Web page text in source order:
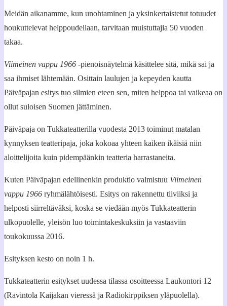
Meidän aikanamme, kun unohtaminen ja yksinkertaistetut totuudet
houkuttelevat helppoudellaan, tarvitaan muistuttajia 50 vuoden
takaa.
Viimeinen vappu 1966 -pienoisnäytelmä käsittelee sitä, mikä sai ja
saa ihmiset lähtemään. Osittain laulujen ja kepeyden kautta
Päiväpajan esitys tuo silmien eteen sen, miten helppoa tai vaikeaa on
ollut suloisen Suomen jättäminen.
Päiväpaja on Tukkateatterilla vuodesta 2013 toiminut matalan
kynnyksen teatteripaja, joka kokoaa yhteen kaiken ikäisiä niin
aloittelijoita kuin pidempäänkin teatteria harrastaneita.
Kuten Päiväpajan edellinenkin produktio valmistuu Viimeinen
vappu 1966 ryhmälähtöisesti. Esitys on rakennettu tiiviiksi ja
helposti siirreltäväksi, koska se viedään myös Tukkateatterin
ulkopuolelle, yleisön luo toimintakeskuksiin ja vastaaviin
toukokuussa 2016.
Esityksen kesto on noin 1 h.
Tukkateatterin esitykset uudessa tilassa osoitteessa Laukontori 12
(Ravintola Kaijakan vieressä ja Radiokirppiksen yläpuolella).